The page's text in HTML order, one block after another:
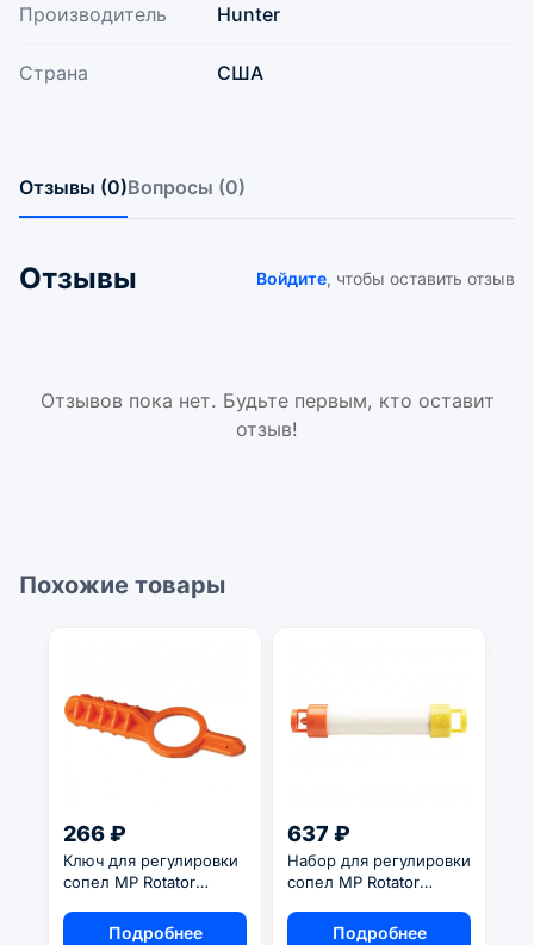
Производитель Hunter
Страна США
Отзывы (0)Вопросы (0)
Отзывы Войдите, чтобы оставить отзыв
Отзывов пока нет. Будьте первым, кто оставит
отзыв!
Похожие товары
266 ₽
Ключ для регулировки
сопел MP Rotator
Подробнее
637 ₽
Набор для регулировки
сопел MP Rotator
Подробнее